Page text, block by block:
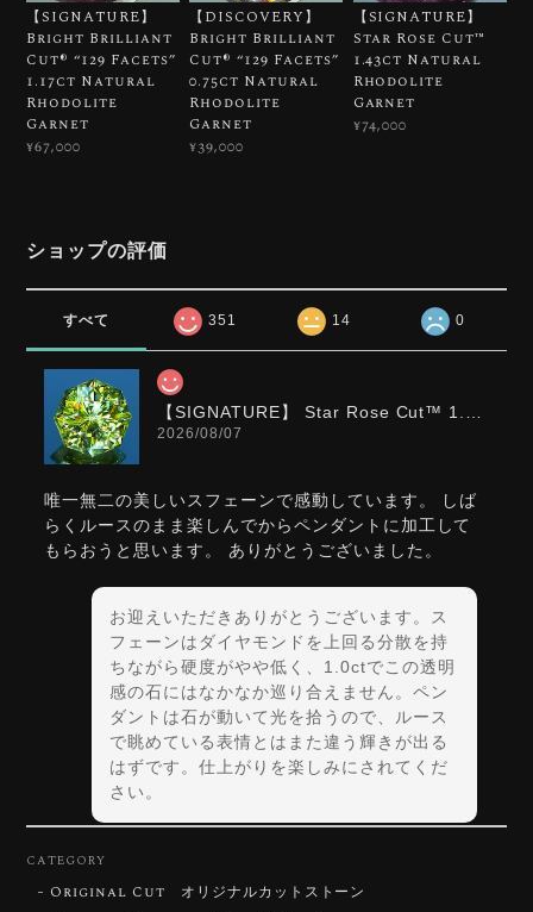
【SIGNATURE】
Bright Brilliant
Cut®︎ “129 Facets”
1.17ct Natural
Rhodolite
Garnet
¥67,000
【DISCOVERY】
Bright Brilliant
Cut®︎ “129 Facets”
0.75ct Natural
Rhodolite
Garnet
¥39,000
【SIGNATURE】
Star Rose Cut™️
1.43ct Natural
Rhodolite
Garnet
¥74,000
ショップの評価
すべて 351 14 0
【SIGNATURE】 Star Rose Cut™️ 1.0ct Natural Green Sphene
2026/08/07
唯一無二の美しいスフェーンで感動しています。 しば
らくルースのまま楽しんでからペンダントに加工して
もらおうと思います。 ありがとうございました。
お迎えいただきありがとうございます。ス
フェーンはダイヤモンドを上回る分散を持
ちながら硬度がやや低く、1.0ctでこの透明
感の石にはなかなか巡り合えません。ペン
ダントは石が動いて光を拾うので、ルース
で眺めている表情とはまた違う輝きが出る
はずです。仕上がりを楽しみにされてくだ
さい。
CATEGORY
Original Cut オリジナルカットストーン